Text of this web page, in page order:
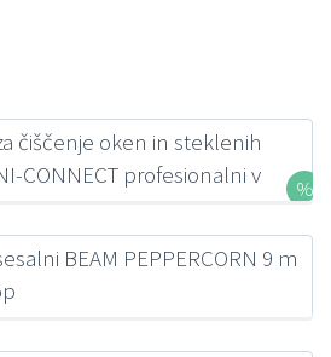
čiščenje oken in steklenih
CONNECT profesionalni v
DDVBEAM PEPPERCORN 9 m